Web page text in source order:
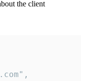
the client